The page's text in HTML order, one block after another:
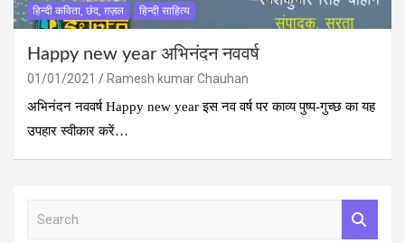
हिन्दी कविता, छंद, ग़ज़ल हिन्दी साहित्य
Happy new year अभिनंदन नववर्ष
01/01/2021
Ramesh kumar Chauhan
अभिनंदन नववर्ष Happy new year इस नव वर्ष पर काव्‍य पुष्‍प-गुच्‍छ का यह
उपहार स्‍वीकार करें…